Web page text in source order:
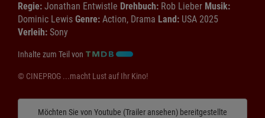
Regie: Jonathan Entwistle Drehbuch: Rob Lieber Musik:
Dominic Lewis Genre: Action, Drama Land: USA 2025
Verleih: Sony
Inhalte zum Teil von
© CINEPROG ...macht Lust auf Ihr Kino!
Möchten Sie von Youtube (Trailer ansehen) bereitgestellte